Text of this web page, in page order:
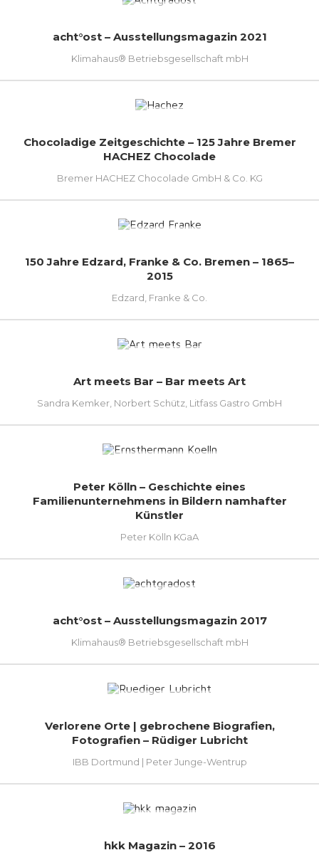
acht°ost – Ausstellungsmagazin 2021
Klimahaus® Betriebsgesellschaft mbH
Chocoladige Zeitgeschichte – 125 Jahre Bremer
HACHEZ Chocolade
Bremer HACHEZ Chocolade GmbH & Co. KG
150 Jahre Edzard, Franke & Co. Bremen – 1865–
2015
Edzard, Franke & Co.
Art meets Bar – Bar meets Art
Sandra Kemker, Norbert Schütz, Litfass Gastro GmbH
Peter Kölln – Geschichte eines
Familienunternehmens in Bildern namhafter
Künstler
Peter Kölln KGaA
acht°ost – Ausstellungsmagazin 2017
Klimahaus® Betriebsgesellschaft mbH
Verlorene Orte | gebrochene Biografien,
Fotografien – Rüdiger Lubricht
IBB Dortmund | Peter Junge-Wentrup
hkk Magazin – 2016